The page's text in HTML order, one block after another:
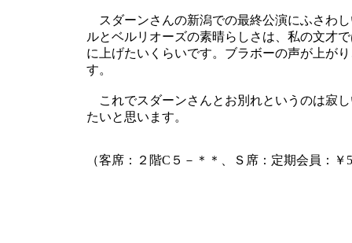
スダーンさんの新潟での最終公演にふさわ
ルとベルリオーズの素晴らしさは、私の文才
に上げたいくらいです。ブラボーの声が上が
す。
これでスダーンさんとお別れというのは寂
たいと思います。
（客席：２階C５－＊＊、Ｓ席：定期会員：￥